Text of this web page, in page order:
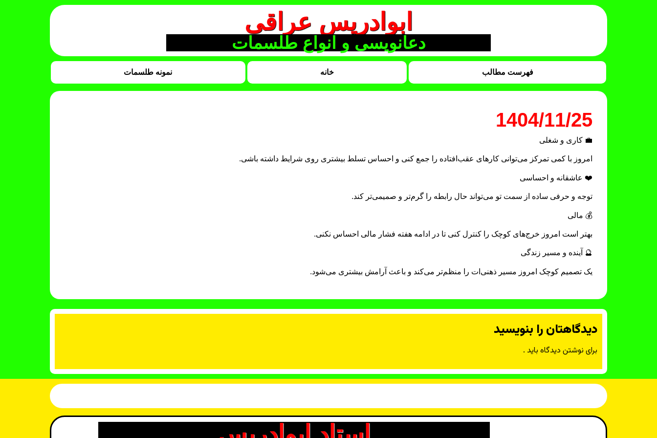
ابوادریس عراقی
دعانویسی و انواع طلسمات
فهرست مطالب خانه نمونه طلسمات
1404/11/25
💼 کاری و شغلی
امروز با کمی تمرکز می‌توانی کارهای عقب‌افتاده را جمع کنی و احساس تسلط بیشتری روی شرایط داشته باشی.
❤️ عاشقانه و احساسی
توجه و حرفی ساده از سمت تو می‌تواند حال رابطه را گرم‌تر و صمیمی‌تر کند.
💰 مالی
بهتر است امروز خرج‌های کوچک را کنترل کنی تا در ادامه هفته فشار مالی احساس نکنی.
🔮 آینده و مسیر زندگی
یک تصمیم کوچک امروز مسیر ذهنی‌ات را منظم‌تر می‌کند و باعث آرامش بیشتری می‌شود.
دیدگاهتان را بنویسید
برای نوشتن دیدگاه باید .